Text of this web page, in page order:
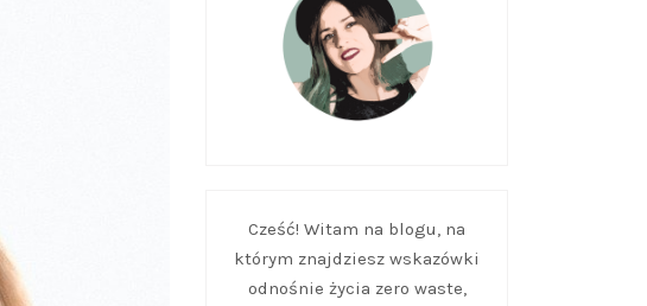
Cześć! Witam na blogu, na
którym znajdziesz wskazówki
odnośnie życia zero waste,